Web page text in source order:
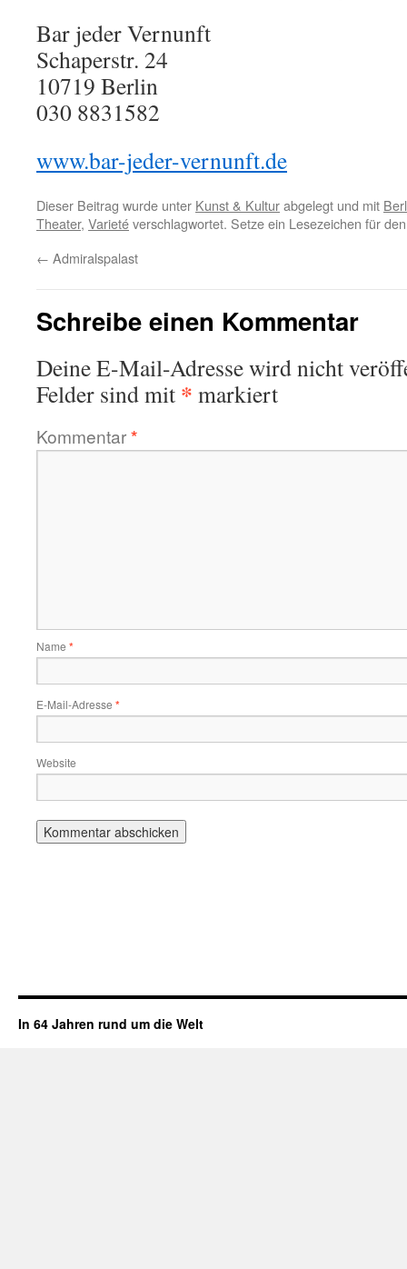
Bar jeder Vernunft
Schaperstr. 24
10719 Berlin
030 8831582
www.bar-jeder-vernunft.de
Dieser Beitrag wurde unter Kunst & Kulturabgelegt und mit
Theater, Varietéverschlagwortet. Setze ein Lesezeichen für
← Admiralspalast
Schreibe einen Kommentar
Deine E-Mail-Adresse wird nicht
Felder sind mit * markiert
Kommentar*
Name *
E-Mail-Adresse *
Website
In 64 Jahren rund um die Welt